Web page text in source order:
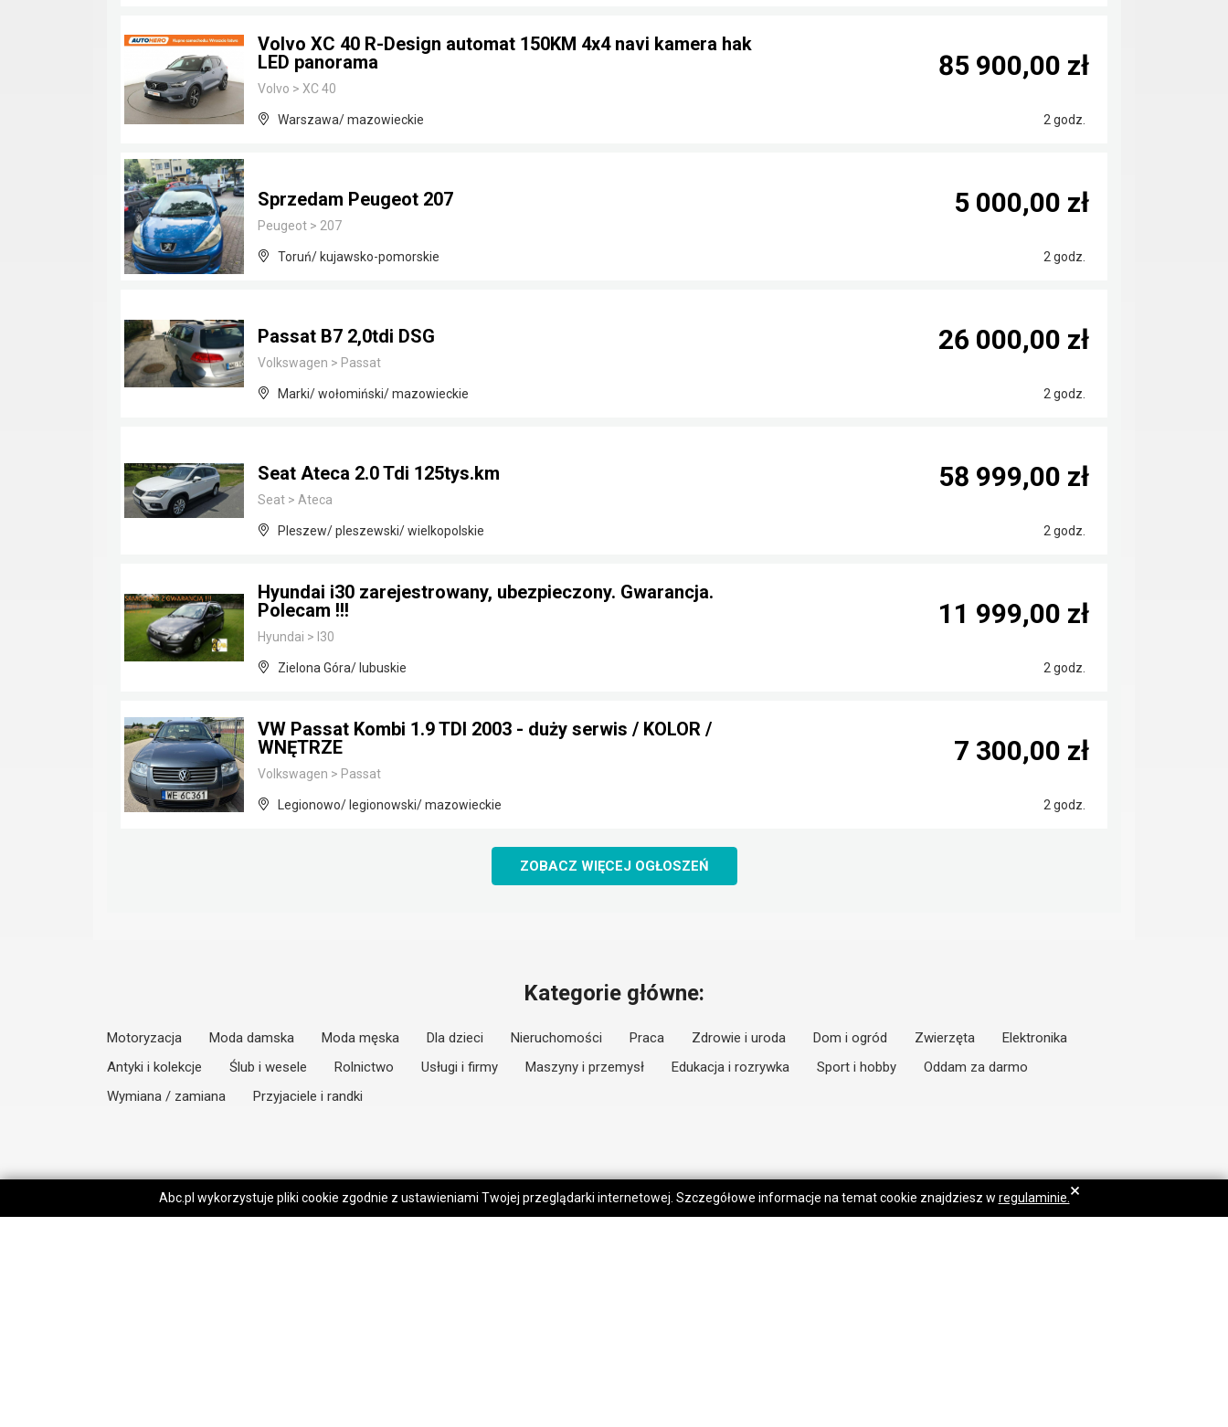
Volvo XC 40 R-Design automat 150KM 4x4 navi kamera hak
LED panorama
Volvo > XC 40
Warszawa/ mazowieckie 2 godz.
85 900,00 zł
Sprzedam Peugeot 207
Peugeot > 207
Toruń/ kujawsko-pomorskie 2 godz.
5 000,00 zł
Passat B7 2,0tdi DSG
Volkswagen > Passat
Marki/ wołomiński/ mazowieckie 2 godz.
26 000,00 zł
Seat Ateca 2.0 Tdi 125tys.km
Seat > Ateca
Pleszew/ pleszewski/ wielkopolskie 2 godz.
58 999,00 zł
Hyundai i30 zarejestrowany, ubezpieczony. Gwarancja.
Polecam !!!
Hyundai > I30
Zielona Góra/ lubuskie 2 godz.
11 999,00 zł
VW Passat Kombi 1.9 TDI 2003 - duży serwis / KOLOR /
WNĘTRZE
Volkswagen > Passat
Legionowo/ legionowski/ mazowieckie 2 godz.
7 300,00 zł
ZOBACZ WIĘCEJ OGŁOSZEŃ
Kategorie główne:
Motoryzacja Moda damska Moda męska Dla dzieci Nieruchomości Praca Zdrowie i uroda Dom i ogród Zwierzęta
Elektronika
Antyki i kolekcje
Ślub i wesele Rolnictwo Usługi i firmy Maszyny i przemysł Edukacja i rozrywka Sport i hobby
Oddam za darmo
Wymiana / zamiana
Przyjaciele i randki
Abc.pl wykorzystuje pliki cookie zgodnie z ustawieniami Twojej przeglądarki internetowej. Szczegółowe informacje na temat cookie znajdziesz w regulaminie. ×